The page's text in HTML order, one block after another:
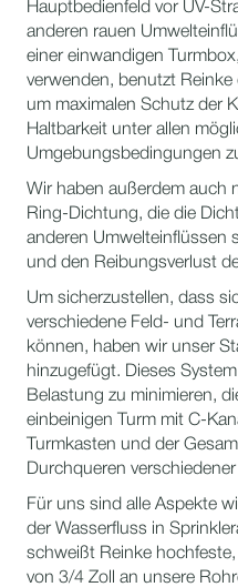
Hauptbedienfeld vor UV-
anderen rauen
einer einwandigen
verwenden, benutzt
um maximalen Schutz der
Haltbarkeit unter allen
Umgebungsbedingungen
Wir haben außerdem auch
Ring-Dichtung, die die
anderen Umwelteinflüssen
und den Reibungsverlust
Um sicherzustellen, dass
verschiedene Feld- und
können, haben wir unser
hinzugefügt. Dieses
Belastung zu minimieren,
einbeinigen Turm mit C-
Turmkasten und der
Durchqueren
Für uns sind alle Aspekte
der Wasserfluss in
schweißt Reinke
von 3/4 Zoll an unsere